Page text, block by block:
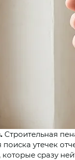
Строительная
утечек
сразу